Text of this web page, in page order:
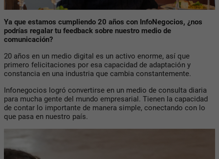
Ya que estamos cumpliendo 20 años con InfoNegocios, ¿nos
podrías regalar tu feedback sobre nuestro medio de
comunicación?
20 años en un medio digital es un activo enorme, así que
primero felicitaciones por esa capacidad de adaptación y
constancia en una industria que cambia constantemente.
Infonegocios logró convertirse en un medio de consulta diaria
para mucha gente del mundo empresarial. Tienen la capacidad
de contar lo importante de manera simple, conectando con lo
que pasa en nuestro país.